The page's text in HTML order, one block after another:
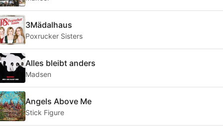
3Mädalhaus
Poxrucker Sisters
Alles bleibt anders
Madsen
Angels Above Me
Stick Figure